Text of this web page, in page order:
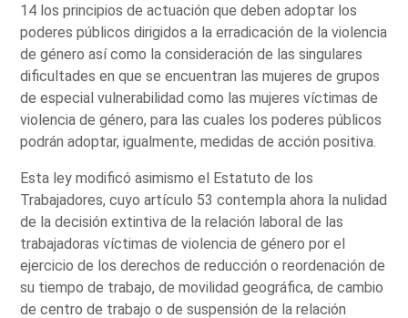
14 los principios de actuación que deben adoptar los
poderes públicos dirigidos a la erradicación de la violencia
de género así como la consideración de las singulares
dificultades en que se encuentran las mujeres de grupos
de especial vulnerabilidad como las mujeres víctimas de
violencia de género, para las cuales los poderes públicos
podrán adoptar, igualmente, medidas de acción positiva.
Esta ley modificó asimismo el Estatuto de los
Trabajadores, cuyo artículo 53 contempla ahora la nulidad
de la decisión extintiva de la relación laboral de las
trabajadoras víctimas de violencia de género por el
ejercicio de los derechos de reducción o reordenación de
su tiempo de trabajo, de movilidad geográfica, de cambio
de centro de trabajo o de suspensión de la relación